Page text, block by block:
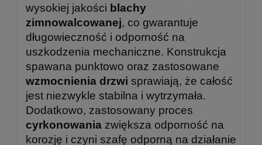
wysokiej jakości blachy
zimnowalcowanej, co gwarantuje
długowieczność i odporność na
uszkodzenia mechaniczne. Konstrukcja
spawana punktowo oraz zastosowane
wzmocnienia drzwi sprawiają, że całość
jest niezwykle stabilna i wytrzymała.
Dodatkowo, zastosowany proces
cyrkonowania zwiększa odporność na
korozję i czyni szafę odporną na działanie